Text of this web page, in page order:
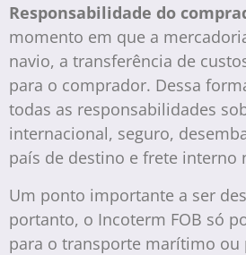
Responsabilidade do
momento em que a
navio, a transferência de
para o comprador. Dessa
todas as responsabilidades
internacional, seguro,
país de destino e frete interno
Um ponto importante a ser
portanto, o Incoterm FOB só
para o transporte marítimo ou